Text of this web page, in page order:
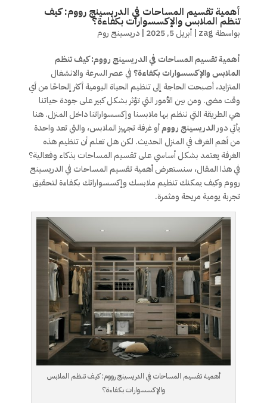
أهمية تقسيم المساحات في الدريسينج رووم: كيف
تنظم الملابس والإكسسوارات بكفاءة؟
بواسطة zag
| أبريل 5, 2025 | دريسينج روم
أهمية تقسيم المساحات في الدريسينج رووم: كيف تنظم
الملابس والإكسسوارات بكفاءة؟في عصر السرعة والانشغال
المتزايد، أصبحت الحاجة إلى تنظيم الحياة اليومية أكثر إلحاحًا من أي
وقت مضى. ومن بين الأمور التي تؤثر بشكل كبير على جودة حياتنا
هي الطريقة التي ننظم بها ملابسنا وإكسسواراتنا داخل المنزل. هنا
يأتي دور الدريسينج روومأو غرفة تجهيز الملابس، والتي تعد واحدة
من أهم الغرف في المنزل الحديث. لكن هل تعلم أن تنظيم هذه
الغرفة يعتمد بشكل أساسي على تقسيم المساحات بذكاء وفعالية؟
في هذا المقال، سنستعرض أهمية تقسيم المساحات في الدريسينج
رووم وكيف يمكنك تنظيم ملابسك وإكسسواراتك بكفاءة لتحقيق
تجربة يومية مريحة ومثمرة.
أهمية تقسيم المساحات في الدريسينج رووم: كيف تنظم الملابس
والإكسسوارات بكفاءة؟